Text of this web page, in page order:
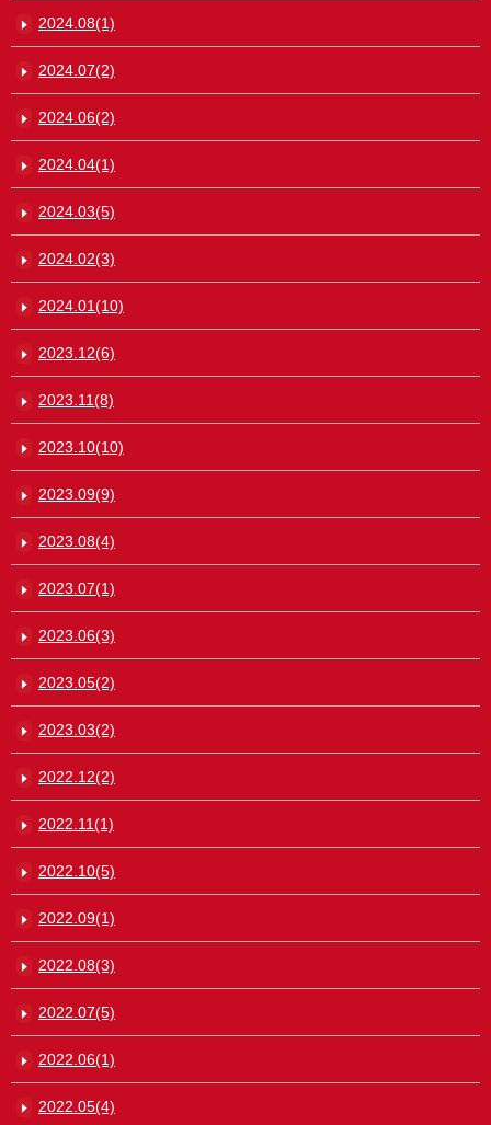
2024.08(1)
2024.07(2)
2024.06(2)
2024.04(1)
2024.03(5)
2024.02(3)
2024.01(10)
2023.12(6)
2023.11(8)
2023.10(10)
2023.09(9)
2023.08(4)
2023.07(1)
2023.06(3)
2023.05(2)
2023.03(2)
2022.12(2)
2022.11(1)
2022.10(5)
2022.09(1)
2022.08(3)
2022.07(5)
2022.06(1)
2022.05(4)